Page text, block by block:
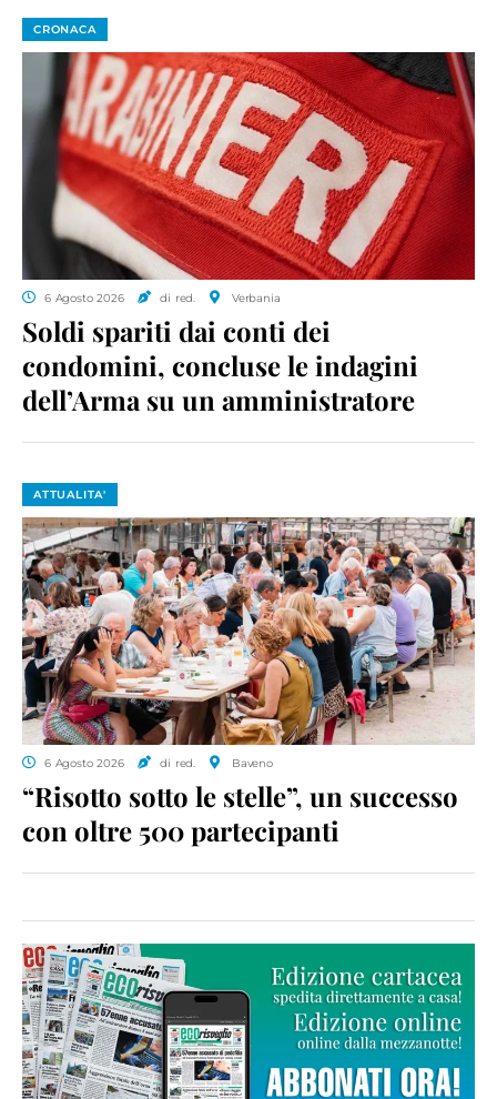
CRONACA
6 Agosto 2026 di red. Verbania
Soldi spariti dai conti dei
condomini, concluse le indagini
dell’Arma su un amministratore
ATTUALITA'
6 Agosto 2026 di red. Baveno
“Risotto sotto le stelle”, un successo
con oltre 500 partecipanti